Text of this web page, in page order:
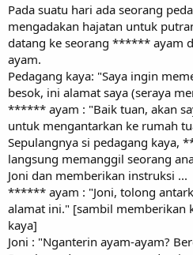
e
r
Pada suatu hari ada seorang
mengadakan hajatan untuk
datang ke seorang ****** ayam
ayam.
Pedagang kaya: "Saya ingin
besok, ini alamat saya (seraya
****** ayam : "Baik tuan, akan
untuk mengantarkan ke rumah
Sepulangnya si pedagang kaya,
langsung memanggil seorang
Joni dan memberikan instruksi ...
****** ayam : "Joni, tolong
alamat ini." [sambil memberikan
kaya]
Joni : "Nganterin ayam-ayam?